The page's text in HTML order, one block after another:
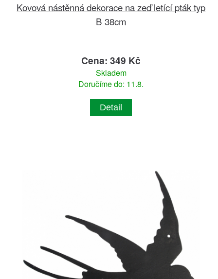
Kovová nástěnná dekorace na zeď letící pták typ
B 38cm
Cena: 349 Kč
Skladem
Doručíme do: 11.8.
Detail